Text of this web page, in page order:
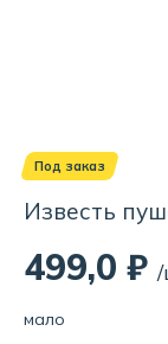
Под заказ
Известь
499,0 ₽
мало